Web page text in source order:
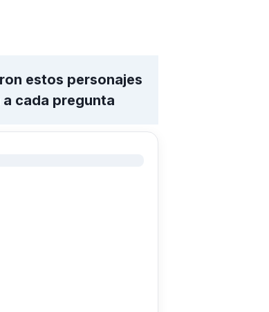
estos personajes
cada pregunta